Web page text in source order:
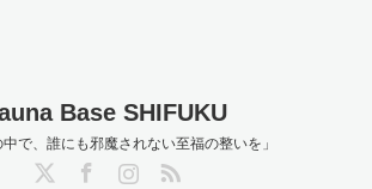
Base SHIFUKU
中で、誰にも邪魔されない至福の整いを」
RSS